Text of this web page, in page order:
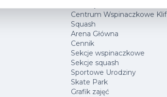
Centrum Wspinaczkowe Klif
Squash
Arena Główna
Cennik
Sekcje wspinaczkowe
Sekcje squash
Sportowe Urodziny
Skate Park
Grafik zajęć